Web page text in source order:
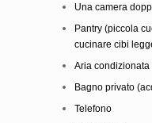
Una camera
Pantry (piccola
cucinare cibi
Aria condizionata
Bagno privato
Telefono